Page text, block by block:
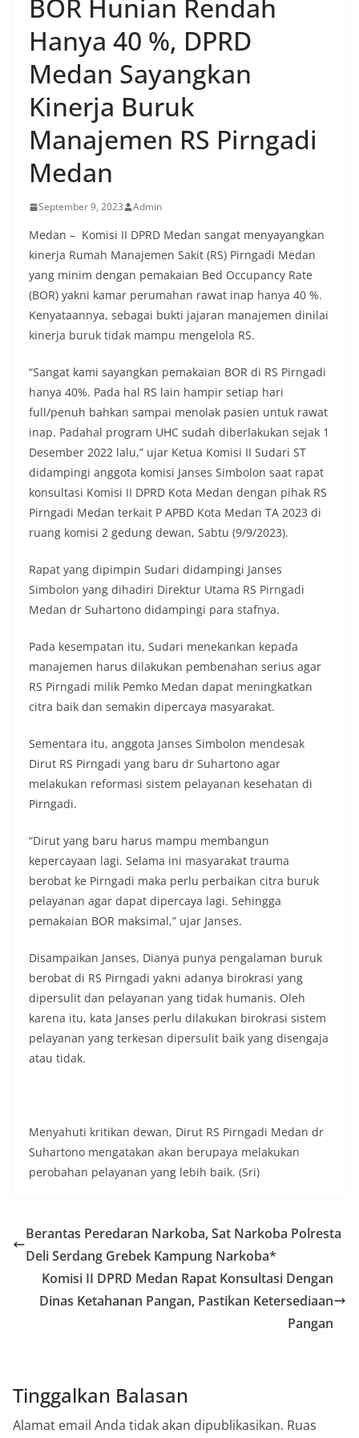
BOR Hunian Rendah
Hanya 40 %, DPRD
Medan Sayangkan
Kinerja Buruk
Manajemen RS Pirngadi
Medan
September 9, 2023 Admin
Medan – Komisi II DPRD Medan sangat menyayangkan
kinerja Rumah Manajemen Sakit (RS) Pirngadi Medan
yang minim dengan pemakaian Bed Occupancy Rate
(BOR) yakni kamar perumahan rawat inap hanya 40 %.
Kenyataannya, sebagai bukti jajaran manajemen dinilai
kinerja buruk tidak mampu mengelola RS.
“Sangat kami sayangkan pemakaian BOR di RS Pirngadi
hanya 40%. Pada hal RS lain hampir setiap hari
full/penuh bahkan sampai menolak pasien untuk rawat
inap. Padahal program UHC sudah diberlakukan sejak 1
Desember 2022 lalu,” ujar Ketua Komisi II Sudari ST
didampingi anggota komisi Janses Simbolon saat rapat
konsultasi Komisi II DPRD Kota Medan dengan pihak RS
Pirngadi Medan terkait P APBD Kota Medan TA 2023 di
ruang komisi 2 gedung dewan, Sabtu (9/9/2023).
Rapat yang dipimpin Sudari didampingi Janses
Simbolon yang dihadiri Direktur Utama RS Pirngadi
Medan dr Suhartono didampingi para stafnya.
Pada kesempatan itu, Sudari menekankan kepada
manajemen harus dilakukan pembenahan serius agar
RS Pirngadi milik Pemko Medan dapat meningkatkan
citra baik dan semakin dipercaya masyarakat.
Sementara itu, anggota Janses Simbolon mendesak
Dirut RS Pirngadi yang baru dr Suhartono agar
melakukan reformasi sistem pelayanan kesehatan di
Pirngadi.
“Dirut yang baru harus mampu membangun
kepercayaan lagi. Selama ini masyarakat trauma
berobat ke Pirngadi maka perlu perbaikan citra buruk
pelayanan agar dapat dipercaya lagi. Sehingga
pemakaian BOR maksimal,” ujar Janses.
Disampaikan Janses, Dianya punya pengalaman buruk
berobat di RS Pirngadi yakni adanya birokrasi yang
dipersulit dan pelayanan yang tidak humanis. Oleh
karena itu, kata Janses perlu dilakukan birokrasi sistem
pelayanan yang terkesan dipersulit baik yang disengaja
atau tidak.
Menyahuti kritikan dewan, Dirut RS Pirngadi Medan dr
Suhartono mengatakan akan berupaya melakukan
perobahan pelayanan yang lebih baik. (Sri)
Berantas Peredaran Narkoba, Sat Narkoba Polresta
Deli Serdang Grebek Kampung Narkoba*
Komisi II DPRD Medan Rapat Konsultasi Dengan
Dinas Ketahanan Pangan, Pastikan Ketersediaan
Pangan
Tinggalkan Balasan
Alamat email Anda tidak akan dipublikasikan. Ruas